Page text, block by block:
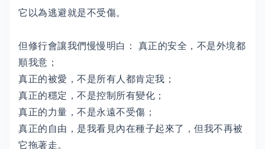
它以為逃避就是不受傷。
但修行會讓我們慢慢明白： 真正的安全，不是外境都
順我意；
真正的被愛，不是所有人都肯定我；
真正的穩定，不是控制所有變化；
真正的力量，不是永遠不受傷；
真正的自由，是我看見內在種子起來了，但我不再被
它拖著走。